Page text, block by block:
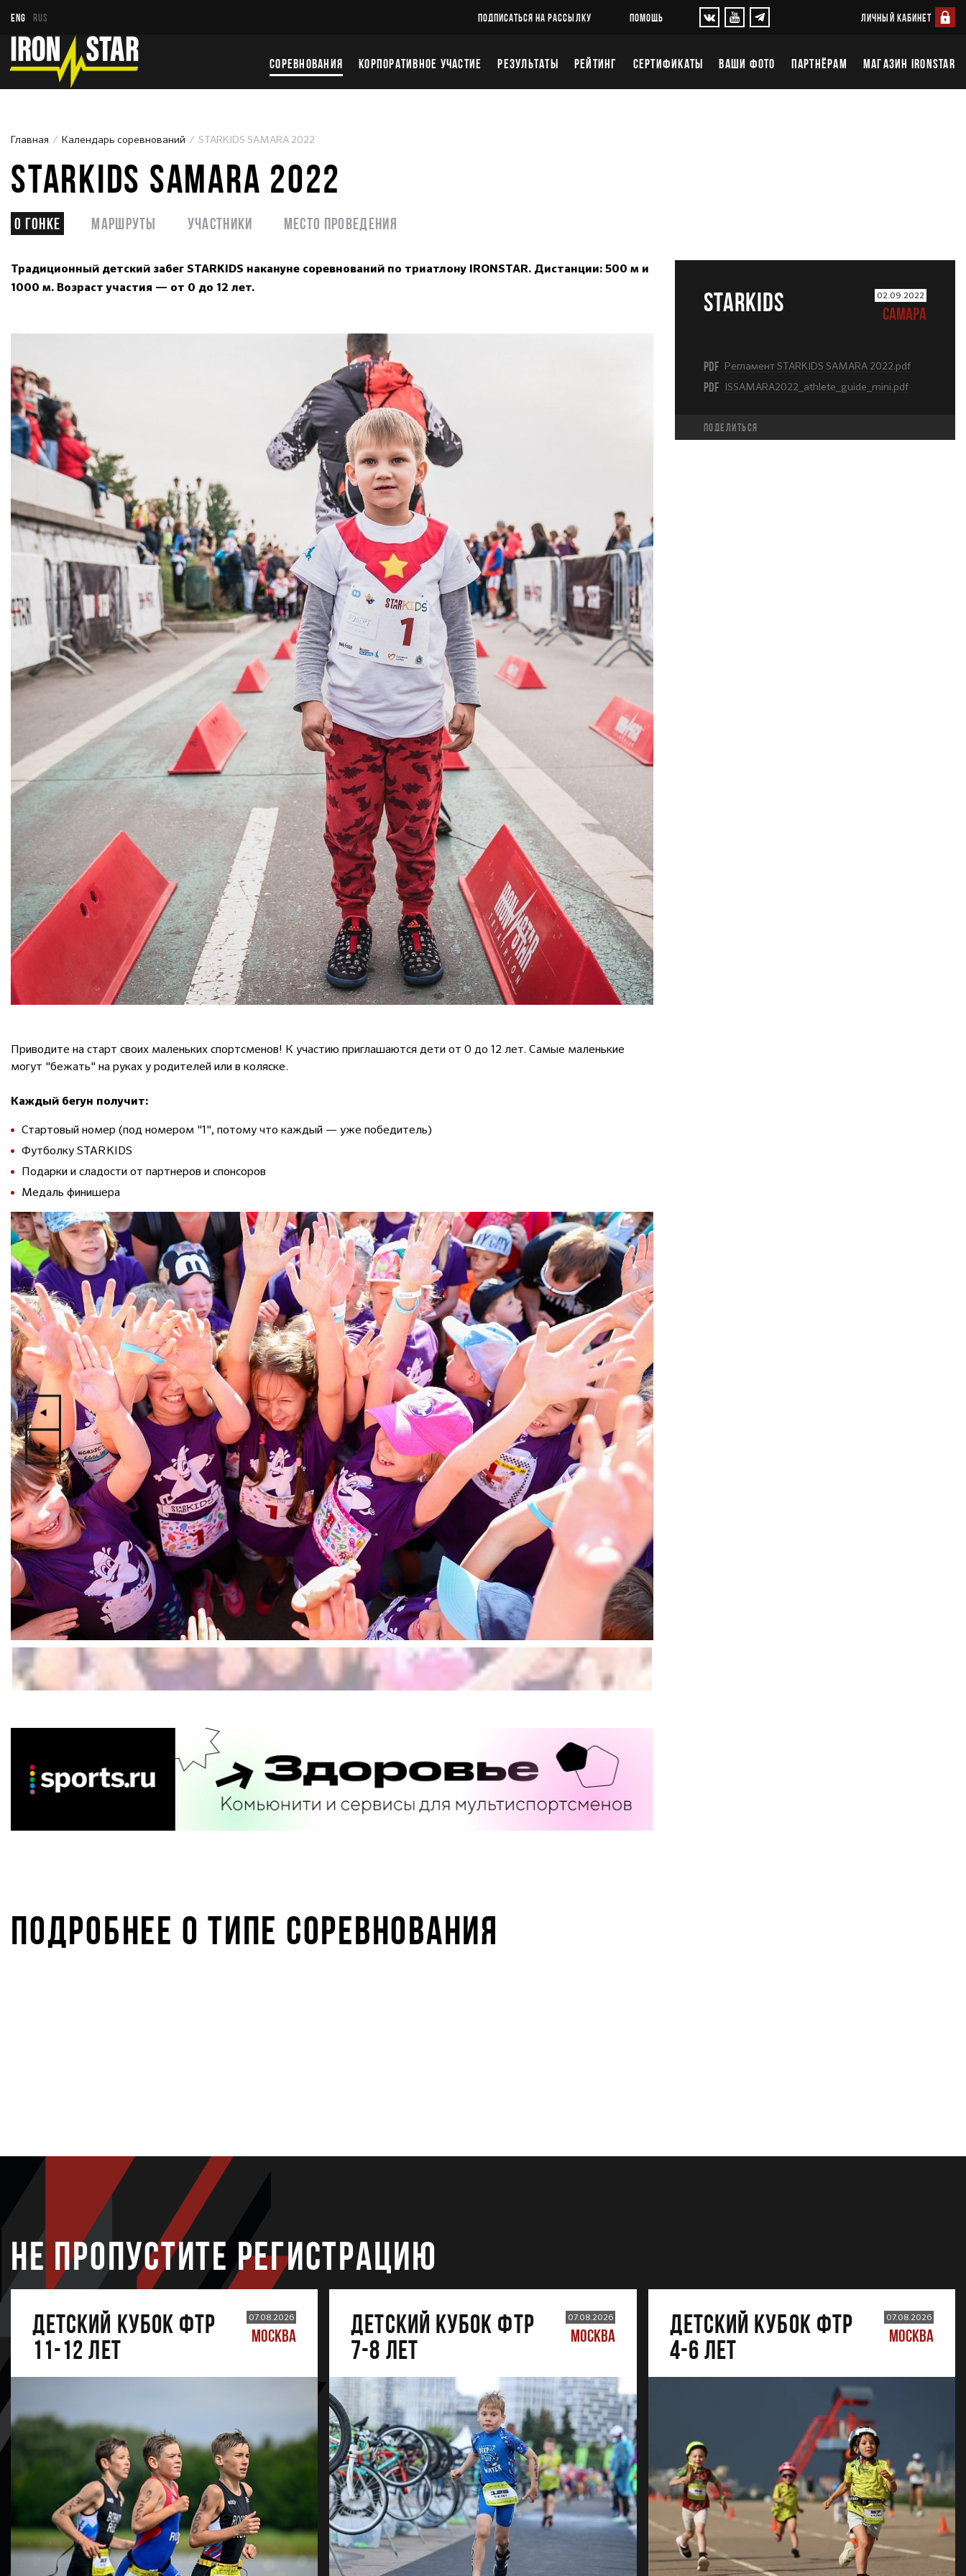
ENG RUS ПОДПИСАТЬСЯ НА РАССЫЛКУ ПОМОЩЬ ЛИЧНЫЙ КАБИНЕТ
СОРЕВНОВАНИЯ КОРПОРАТИВНОЕ УЧАСТИЕ РЕЗУЛЬТАТЫ РЕЙТИНГ СЕРТИФИКАТЫ ВАШИ ФОТО ПАРТНЁРАМ МАГАЗИН IRONSTAR
Главная Календарь соревнований STARKIDS SAMARA 2022
STARKIDS SAMARA 2022
О гонке Маршруты Участники Место проведения
Традиционный детский забег STARKIDS накануне соревнований по триатлону IRONSTAR. Дистанции: 500 м и
1000 м. Возраст участия — от 0 до 12 лет.
Приводите на старт своих маленьких спортсменов! К участию приглашаются дети от 0 до 12 лет. Самые маленькие
могут "бежать" на руках у родителей или в коляске.
Каждый бегун получит:
Стартовый номер (под номером "1", потому что каждый — уже победитель)
Футболку STARKIDS
Подарки и сладости от партнеров и спонсоров
Медаль финишера
ПОДРОБНЕЕ О ТИПЕ СОРЕВНОВАНИЯ
STARKIDS 02.09.2022
САМАРА
PDF Регламент STARKIDS SAMARA 2022.pdf
PDF ISSAMARA2022_athlete_guide_mini.pdf
Поделиться
НЕ ПРОПУСТИТЕ РЕГИСТРАЦИЮ
ДЕТСКИЙ КУБОК ФТР
11-12 лет
07.08.2026
МОСКВА
ДЕТСКИЙ КУБОК ФТР
7-8 лет
07.08.2026
МОСКВА
ДЕТСКИЙ КУБОК ФТР
4-6 лет
07.08.2026
МОСКВА